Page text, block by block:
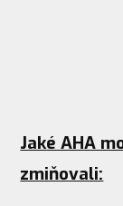
Jaké AHA
zmiňovali: